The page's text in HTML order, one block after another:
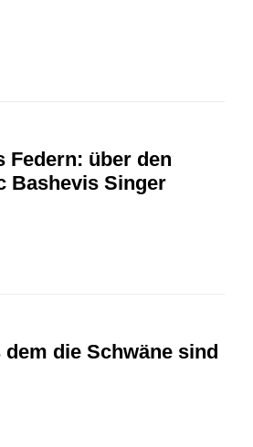
Federn: über den
Bashevis Singer
die Schwäne sind